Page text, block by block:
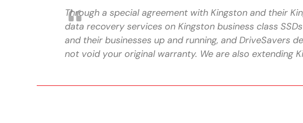
Through a special agreement with Kingston and their
data recovery services on Kingston business class
and their businesses up and running, and DriveSavers
not void your original warranty. We are also extending